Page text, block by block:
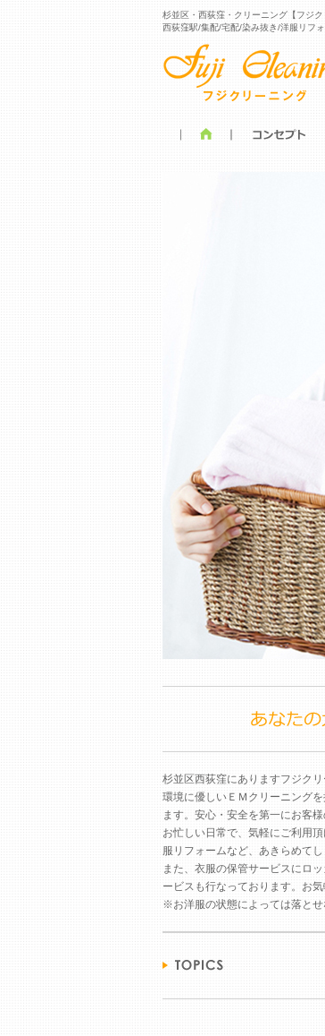
杉並区・西荻窪・クリーニング【フジク
西荻窪駅/集配/宅配/染み抜き/洋服リフ
杉並区西荻窪にありますフジク
環境に優しいＥＭクリーニング
ます。安心・安全を第一にお客
お忙しい日常で、気軽にご利用
服リフォームなど、あきらめて
また、衣服の保管サービスにロ
ービスも行なっております。お
※お洋服の状態によっては落とせ